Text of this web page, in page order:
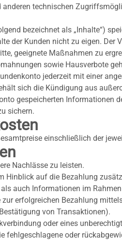
technischen
bezeichnet als „Inhalte“)
Kunden nicht zu eigen. Der
geeignete Maßnahmen zu
sowie Hausverbote
jederzeit mit einer
sich die Kündigung aus
gespeicherten Informationen
sichern.
einschließlich der
Nachlässe zu leisten.
auf die Bezahlung
auch Informationen im
erfolgreichen Bezahlung
von Transaktionen).
oder eines
oder